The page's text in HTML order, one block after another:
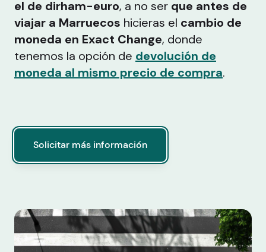
el de dirham-euro, a no ser que antes de
viajar a Marruecos hicieras el cambio de
moneda en Exact Change, donde
tenemos la opción de devolución de
moneda al mismo precio de compra.
Solicitar más información
Solicitar más información